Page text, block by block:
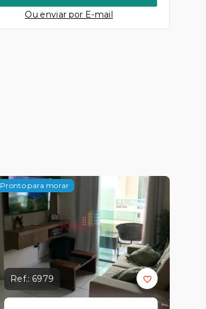
Ou enviar por E-mail
Pronto para morar
Ref.: 6979